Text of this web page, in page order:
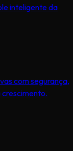
inteligente da
com segurança,